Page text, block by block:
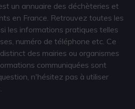
un annuaire des déchèteries et
en France. Retrouvez toutes les
les informations pratiques telles
numéro de téléphone etc. Ce
des mairies ou organismes
communiquées sont
n'hésitez pas à utiliser